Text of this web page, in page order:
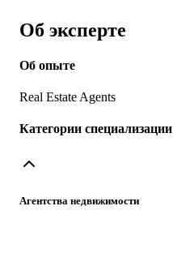
Об эксперте
Об опыте
Real Estate Agents
Категории специализации
Агентства недвижимости